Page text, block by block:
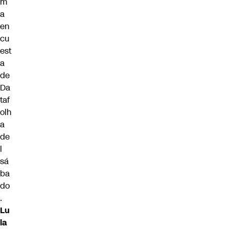
a
en
cu
est
a
de
Da
taf
olh
a
de
l
sá
ba
do
.
Lu
la